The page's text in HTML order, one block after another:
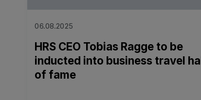
06.08.2025
HRS CEO Tobias Ragge to be
inducted into business travel
of fame